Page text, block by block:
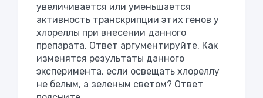
увеличивается или уменьшается
активность транскрипции этих генов у
хлореллы при внесении данного
препарата. Ответ аргументируйте. Как
изменятся результаты данного
эксперимента, если освещать хлореллу
не белым, а зеленым светом? Ответ